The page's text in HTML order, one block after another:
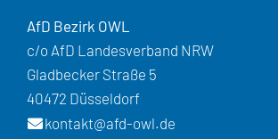
AfD Bezirk OWL
c/o AfD Landesverband NRW
Gladbecker Straße 5
40472 Düsseldorf
kontakt@afd-owl.de